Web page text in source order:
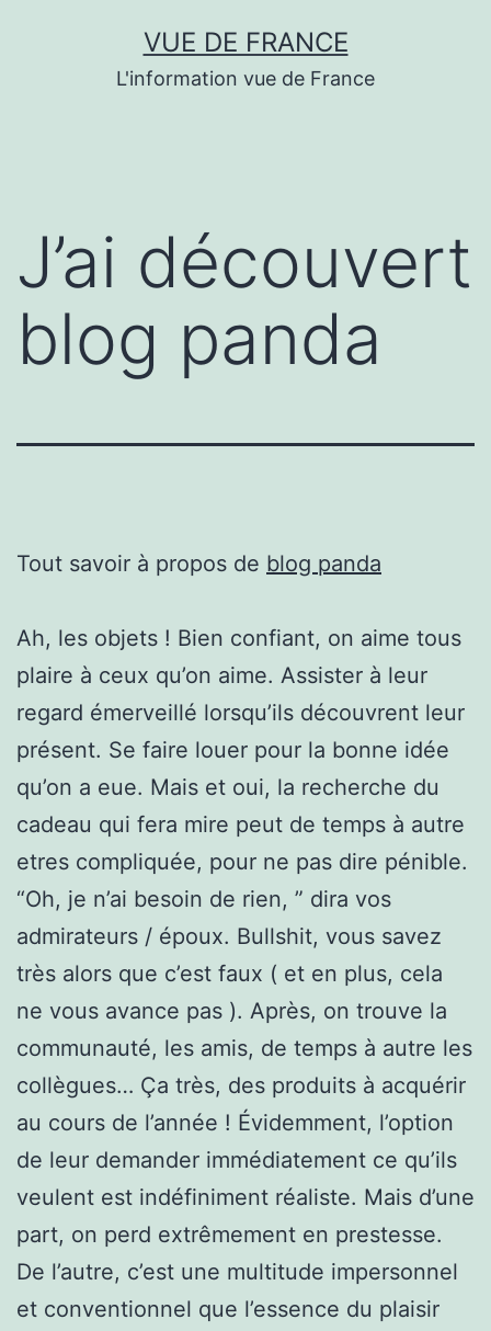
VUE DE FRANCE
L'information vue de France
J’ai découvert
blog panda
Tout savoir à propos de blog panda
Ah, les objets ! Bien confiant, on aime tous
plaire à ceux qu’on aime. Assister à leur
regard émerveillé lorsqu’ils découvrent leur
présent. Se faire louer pour la bonne idée
qu’on a eue. Mais et oui, la recherche du
cadeau qui fera mire peut de temps à autre
etres compliquée, pour ne pas dire pénible.
“Oh, je n’ai besoin de rien, ” dira vos
admirateurs / époux. Bullshit, vous savez
très alors que c’est faux ( et en plus, cela
ne vous avance pas ). Après, on trouve la
communauté, les amis, de temps à autre les
collègues… Ça très, des produits à acquérir
au cours de l’année ! Évidemment, l’option
de leur demander immédiatement ce qu’ils
veulent est indéfiniment réaliste. Mais d’une
part, on perd extrêmement en prestesse.
De l’autre, c’est une multitude impersonnel
et conventionnel que l’essence du plaisir